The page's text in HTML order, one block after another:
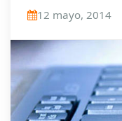
12 mayo, 2014